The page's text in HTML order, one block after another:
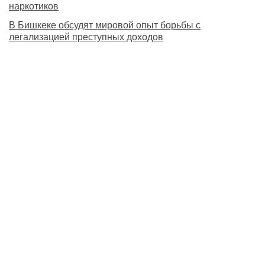
наркотиков
В Бишкеке обсудят мировой опыт борьбы с
легализацией преступных доходов